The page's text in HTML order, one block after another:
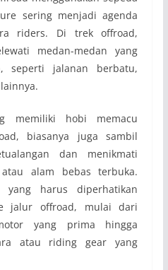
sering menjadi agenda
riders. Di trek offroad,
medan-medan yang
seperti jalanan berbatu,
memiliki hobi memacu
biasanya juga sambil
dan menikmati
alam bebas terbuka.
yang harus diperhatikan
jalur offroad, mulai dari
yang prima hingga
atau riding gear yang